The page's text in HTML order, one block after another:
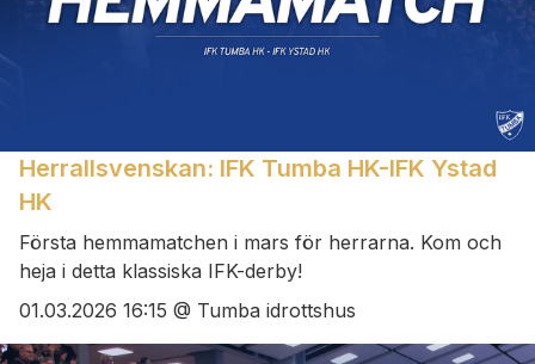
Herrallsvenskan: IFK Tumba HK-IFK Ystad
HK
Första hemmamatchen i mars för herrarna. Kom och
heja i detta klassiska IFK-derby!
01.03.2026 16:15 @ Tumba idrottshus